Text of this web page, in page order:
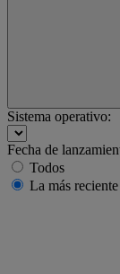
Sistema operativo:
Fecha de
Todos
La más reciente